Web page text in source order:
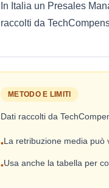
In Italia un Presales
raccolti da
METODO E LIMITI
Dati raccolti da
•La retribuzione media può
•Usa anche la tabella per